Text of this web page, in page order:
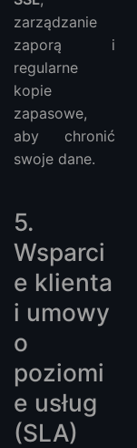
zarządzanie
zaporą i
regularne
kopie
zapasowe,
aby chronić
swoje dane.
5.
Wsparci
e klienta
i umowy
o
poziomi
e usług
(SLA)